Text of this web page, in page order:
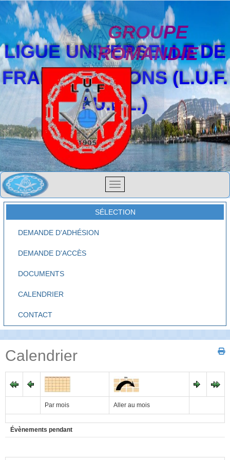
LIGUE UNIVERSELLE DE
FRANCS-MAÇONS (L.U.F.
/ U.F.L.)
GROUPE
ROMANDIE
SÉLECTION
DEMANDE D'ADHÉSION
DEMANDE D'ACCÈS
DOCUMENTS
CALENDRIER
CONTACT
Calendrier
Par mois Aller au mois
Évènements pendant